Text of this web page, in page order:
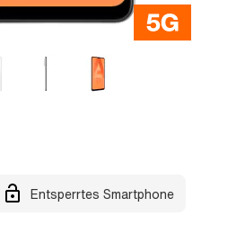
Entsperrtes Smartphone